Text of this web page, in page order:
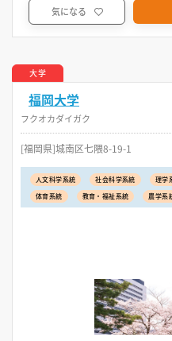
気になる
大学
福岡大学
フクオカダイガク
[福岡県]城南区七隈8-19-1
人文科学系統 社会科学系統 理学
体育系統
教育・福祉系統 農学系